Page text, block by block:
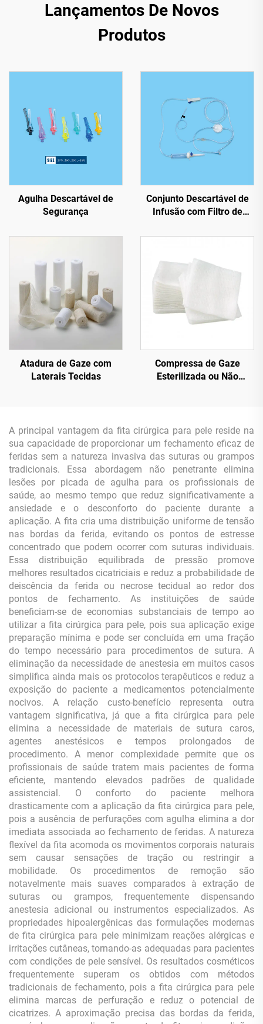
Lançamentos De Novos
Produtos
Agulha Descartável de
Segurança
Conjunto Descartável de
Infusão com Filtro de
Atadura de Gaze com
Laterais Tecidas
Compressa de Gaze
Esterilizada ou Não
A principal vantagem da fita cirúrgica para pele reside na
sua capacidade de proporcionar um fechamento eficaz de
feridas sem a natureza invasiva das suturas ou grampos
tradicionais. Essa abordagem não penetrante elimina
lesões por picada de agulha para os profissionais de
saúde, ao mesmo tempo que reduz significativamente a
ansiedade e o desconforto do paciente durante a
aplicação. A fita cria uma distribuição uniforme de tensão
nas bordas da ferida, evitando os pontos de estresse
concentrado que podem ocorrer com suturas individuais.
Essa distribuição equilibrada de pressão promove
melhores resultados cicatriciais e reduz a probabilidade de
deiscência da ferida ou necrose tecidual ao redor dos
pontos de fechamento. As instituições de saúde
beneficiam-se de economias substanciais de tempo ao
utilizar a fita cirúrgica para pele, pois sua aplicação exige
preparação mínima e pode ser concluída em uma fração
do tempo necessário para procedimentos de sutura. A
eliminação da necessidade de anestesia em muitos casos
simplifica ainda mais os protocolos terapêuticos e reduz a
exposição do paciente a medicamentos potencialmente
nocivos. A relação custo-benefício representa outra
vantagem significativa, já que a fita cirúrgica para pele
elimina a necessidade de materiais de sutura caros,
agentes anestésicos e tempos prolongados de
procedimento. A menor complexidade permite que os
profissionais de saúde tratem mais pacientes de forma
eficiente, mantendo elevados padrões de qualidade
assistencial. O conforto do paciente melhora
drasticamente com a aplicação da fita cirúrgica para pele,
pois a ausência de perfurações com agulha elimina a dor
imediata associada ao fechamento de feridas. A natureza
flexível da fita acomoda os movimentos corporais naturais
sem causar sensações de tração ou restringir a
mobilidade. Os procedimentos de remoção são
notavelmente mais suaves comparados à extração de
suturas ou grampos, frequentemente dispensando
anestesia adicional ou instrumentos especializados. As
propriedades hipoalergênicas das formulações modernas
de fita cirúrgica para pele minimizam reações alérgicas e
irritações cutâneas, tornando-as adequadas para pacientes
com condições de pele sensível. Os resultados cosméticos
frequentemente superam os obtidos com métodos
tradicionais de fechamento, pois a fita cirúrgica para pele
elimina marcas de perfuração e reduz o potencial de
cicatrizes. A aproximação precisa das bordas da ferida,